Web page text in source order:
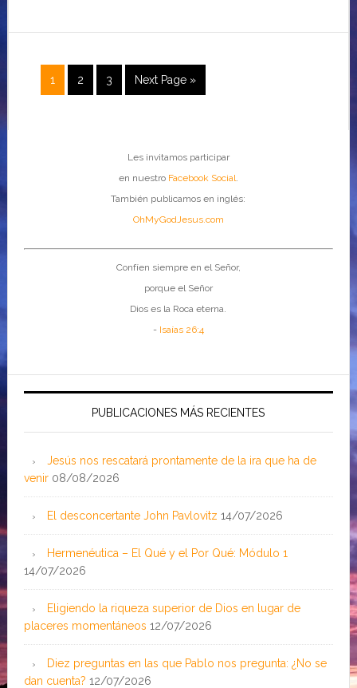
1 2 3 Next Page »
Les invitamos participar
en nuestro Facebook Social.
También publicamos en inglés:
OhMyGodJesus.com
Confíen siempre en el Señor,
porque el Señor
Dios es la Roca eterna.
- Isaías 26:4
PUBLICACIONES MÁS RECIENTES
Jesús nos rescatará prontamente de la ira que ha de
venir 08/08/2026
El desconcertante John Pavlovitz 14/07/2026
Hermenéutica – El Qué y el Por Qué: Módulo 1
14/07/2026
Eligiendo la riqueza superior de Dios en lugar de
placeres momentáneos 12/07/2026
Diez preguntas en las que Pablo nos pregunta: ¿No se
dan cuenta? 12/07/2026